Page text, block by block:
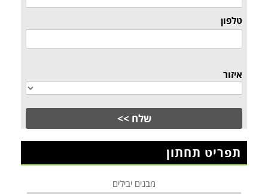
טלפון
איזור
תפריט תחתון
מבנים יבילים